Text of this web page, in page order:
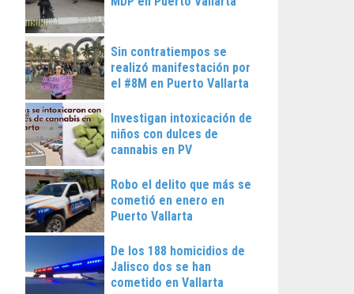
Sin contratiempos se
realizó manifestación por
el #8M en Puerto Vallarta
Investigan intoxicación de
niños con dulces de
cannabis en PV
Robo el delito que más se
cometió en enero en
Puerto Vallarta
De los 188 homicidios de
Jalisco dos se han
cometido en Vallarta